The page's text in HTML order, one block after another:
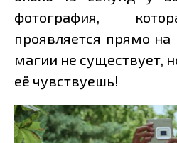
фотография,
проявляется прямо на
магии не существует,
её чувствуешь!